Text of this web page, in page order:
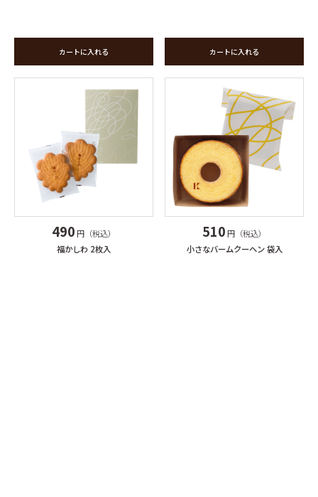
カートに入れる カートに入れる
490円（税込）
福かしわ 2枚入
510円（税込）
小さなバームクーヘン 袋入